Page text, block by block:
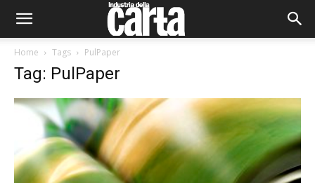
Home Tags PulPaper
Tag: PulPaper